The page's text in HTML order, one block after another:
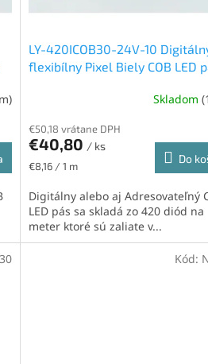
LY-420ICOB30-24V-10
flexibílny Pixel Biely COB LED
Skladom
€50,18 vrátane DPH
€40,80 / ks
Jednotková
€8,16 / 1 m
Do
Digitálny alebo aj Adresovateľný
LED pás sa skladá zo 420 diód na
meter ktoré sú zaliate v...
Kód: